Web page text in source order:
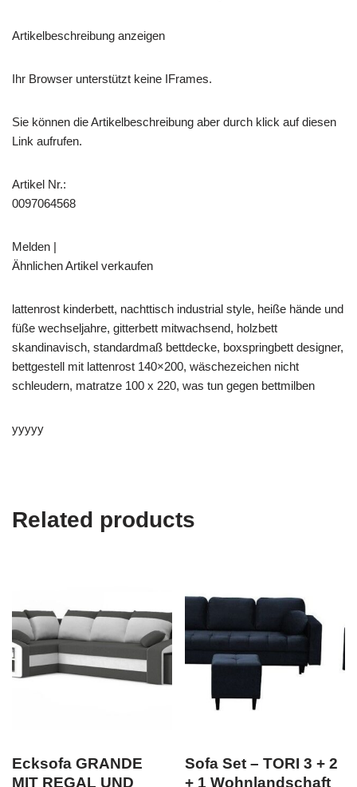
Artikelbeschreibung anzeigen
Ihr Browser unterstützt keine IFrames.
Sie können die Artikelbeschreibung aber durch klick auf diesen
Link aufrufen.
Artikel Nr.:
0097064568
Melden |
Ähnlichen Artikel verkaufen
lattenrost kinderbett, nachttisch industrial style, heiße hände und
füße wechseljahre, gitterbett mitwachsend, holzbett
skandinavisch, standardmaß bettdecke, boxspringbett designer,
bettgestell mit lattenrost 140×200, wäschezeichen nicht
schleudern, matratze 100 x 220, was tun gegen bettmilben
yyyyy
Related products
Ecksofa GRANDE
MIT REGAL UND
Sofa Set – TORI 3 + 2
+ 1 Wohnlandschaft